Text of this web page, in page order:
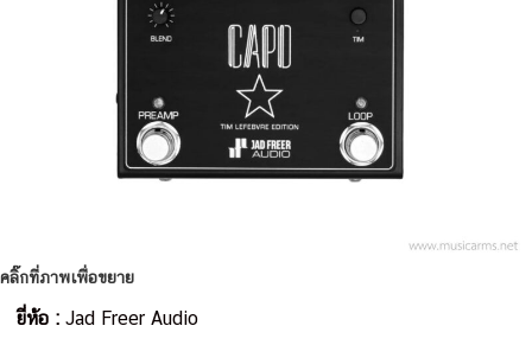
คลิ๊กที่ภาพเพื่อขยาย
ยี่ห้อ :Jad Freer Audio